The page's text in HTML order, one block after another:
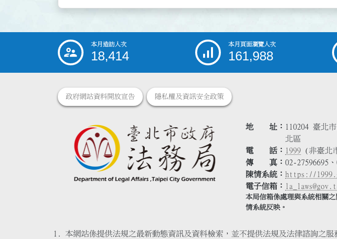
::: 本月造訪人次
18,414
本月頁面瀏覽人次
161,988
政府網站資料開放宣告 隱私權及資訊安全政策
地 址
110204 臺北
北區
電 話
1999 (非臺北
傳 真
02-27596695
陳情系統
https://
電子信箱
本局信箱係處理與系統相關
情系統反映。
本網站係提供法規之最新動態資訊及資料檢索，並不提供法規及法律諮詢之